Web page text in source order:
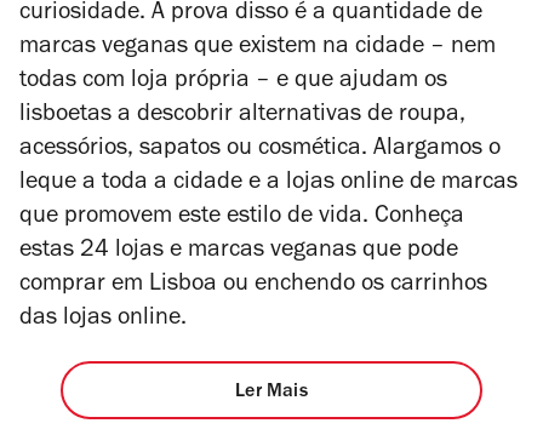
curiosidade. A prova disso é a quantidade de
marcas veganas que existem na cidade – nem
todas com loja própria – e que ajudam os
lisboetas a descobrir alternativas de roupa,
acessórios, sapatos ou cosmética. Alargamos o
leque a toda a cidade e a lojas online de marcas
que promovem este estilo de vida. Conheça
estas 24 lojas e marcas veganas que pode
comprar em Lisboa ou enchendo os carrinhos
das lojas online.
Ler Mais